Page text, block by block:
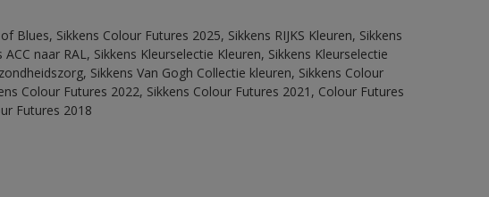
Blues, Sikkens Colour Futures 2025, Sikkens RIJKS Kleuren, Sikkens
naar RAL, Sikkens Kleurselectie Kleuren, Sikkens Kleurselectie
Sikkens Van Gogh Collectie kleuren, Sikkens Colour
Colour Futures 2022, Sikkens Colour Futures 2021, Colour Futures
Futures 2018